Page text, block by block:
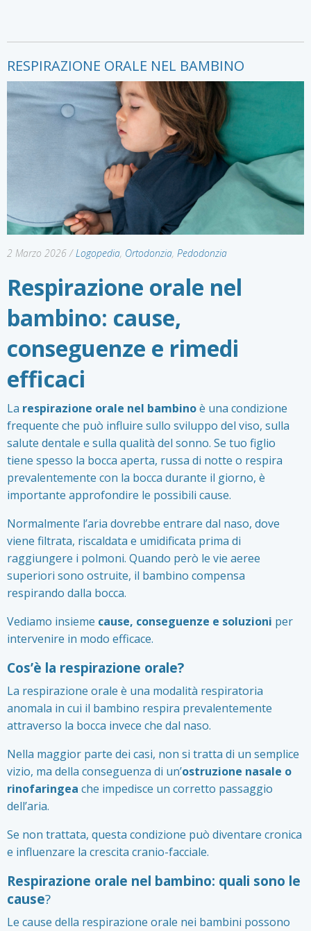
RESPIRAZIONE ORALE NEL BAMBINO
2 Marzo 2026/Logopedia, Ortodonzia, Pedodonzia
Respirazione orale nel
bambino: cause,
conseguenze e rimedi
efficaci
La respirazione orale nel bambinoè una condizione
frequente che può influire sullo sviluppo del viso, sulla
salute dentale e sulla qualità del sonno. Se tuo figlio
tiene spesso la bocca aperta, russa di notte o respira
prevalentemente con la bocca durante il giorno, è
importante approfondire le possibili cause.
Normalmente l’aria dovrebbe entrare dal naso, dove
viene filtrata, riscaldata e umidificata prima di
raggiungere i polmoni. Quando però le vie aeree
superiori sono ostruite, il bambino compensa
respirando dalla bocca.
Vediamo insieme cause, conseguenze e soluzioni per
intervenire in modo efficace.
Cos’è la respirazione orale?
La respirazione orale è una modalità respiratoria
anomala in cui il bambino respira prevalentemente
attraverso la bocca invece che dal naso.
Nella maggior parte dei casi, non si tratta di un semplice
vizio, ma della conseguenza di un’ostruzione nasale o
rinofaringea che impedisce un corretto passaggio
dell’aria.
Se non trattata, questa condizione può diventare cronica
e influenzare la crescita cranio-facciale.
Respirazione orale nel bambino: quali sono le
cause?
Le cause della respirazione orale nei bambini possono